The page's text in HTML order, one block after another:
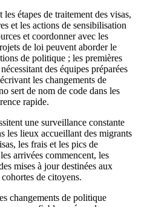
étapes de traitement des visas,
et les actions de sensibilisation
et coordonner avec les
de loi peuvent aborder le
de politique ; les premières
des équipes préparées
les changements de
sert de nom de code dans les
rapide.
une surveillance constante
les lieux accueillant des migrants
les frais et les pics de
arrivées commencent, les
mises à jour destinées aux
de citoyens.
changements de politique